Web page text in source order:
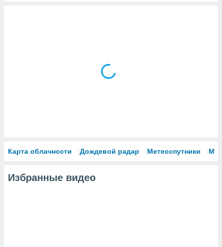
Карта облачности Дождевой радар Метеоспутники
Избранные видео